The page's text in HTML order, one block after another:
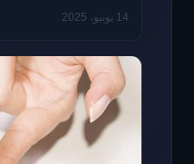
14 يونيو، 2025